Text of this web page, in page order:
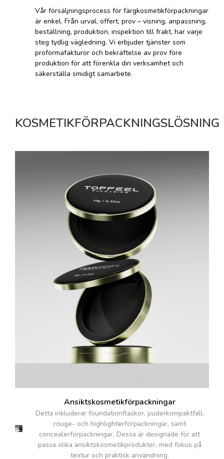
Vår försäljningsprocess för färgkosmetikförpackningar
är enkel. Från urval, offert, prov – visning, anpassning,
beställning, produktion, inspektion till frakt, har varje
steg tydlig vägledning. Vi erbjuder tjänster som
proformafakturor och bekräftelse av prov före
produktion för att förenkla din verksamhet och
säkerställa smidigt samarbete.
KOSMETIKFÖRPACKNINGSLÖSNING
Ansiktskosmetikförpackningar
Detta inkluderar foundationflaskor, puderkompaktfall,
rouge- och highlighterförpackningar, samt
concealerförpackningar. Dessa är designade för att
passa olika ansiktskosmetikprodukter, med fokus på
textur och praktisk användning.